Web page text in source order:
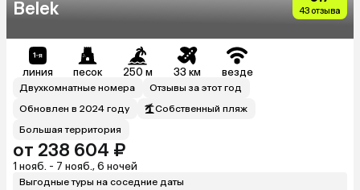
Belek
43 отзыва
линия песок 250 м 33 км везде
Двухкомнатные номера
Отзывы за этот год
Обновлен в 2024 году
Собственный пляж
Большая территория
от 238 604 ₽
1 нояб. - 7 нояб., 6 ночей
Выгодные туры на соседние даты